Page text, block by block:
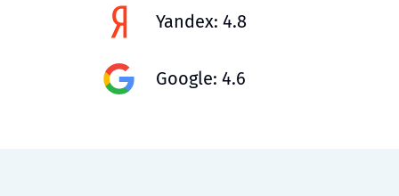
Yandex: 4.8
Google: 4.6